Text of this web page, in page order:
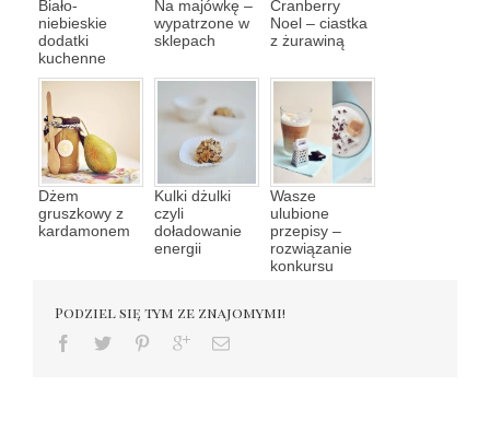
Biało-
niebieskie
dodatki
kuchenne
Na majówkę –
wypatrzone w
sklepach
Cranberry
Noel – ciastka
z żurawiną
Dżem
gruszkowy z
kardamonem
Kulki dżulki
czyli
doładowanie
energii
Wasze
ulubione
przepisy –
rozwiązanie
konkursu
Podziel się tym ze znajomymi!